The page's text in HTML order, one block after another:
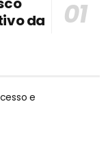
da
e